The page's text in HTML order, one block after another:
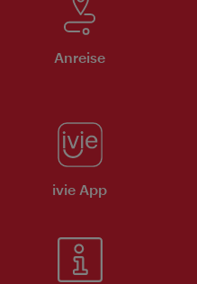
Anreise
ivie App